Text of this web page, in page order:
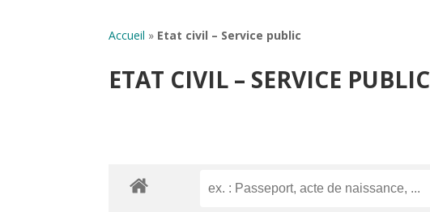
Accueil » Etat civil – Service public
ETAT CIVIL – SERVICE PUBLIC